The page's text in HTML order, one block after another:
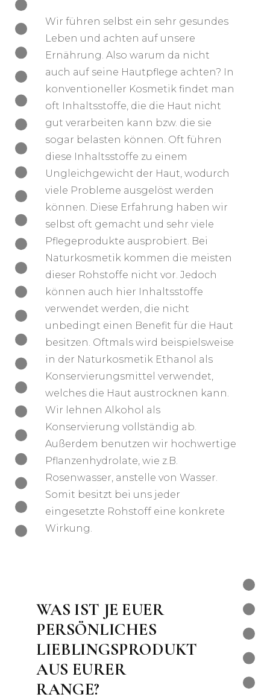
Wir führen selbst ein sehr gesundes
Leben und achten auf unsere
Ernährung. Also warum da nicht
auch auf seine Hautpflege achten? In
konventioneller Kosmetik findet man
oft Inhaltsstoffe, die die Haut nicht
gut verarbeiten kann bzw. die sie
sogar belasten können. Oft führen
diese Inhaltsstoffe zu einem
Ungleichgewicht der Haut, wodurch
viele Probleme ausgelöst werden
können. Diese Erfahrung haben wir
selbst oft gemacht und sehr viele
Pflegeprodukte ausprobiert. Bei
Naturkosmetik kommen die meisten
dieser Rohstoffe nicht vor. Jedoch
können auch hier Inhaltsstoffe
verwendet werden, die nicht
unbedingt einen Benefit für die Haut
besitzen. Oftmals wird beispielsweise
in der Naturkosmetik Ethanol als
Konservierungsmittel verwendet,
welches die Haut austrocknen kann.
Wir lehnen Alkohol als
Konservierung vollständig ab.
Außerdem benutzen wir hochwertige
Pflanzenhydrolate, wie z.B.
Rosenwasser, anstelle von Wasser.
Somit besitzt bei uns jeder
eingesetzte Rohstoff eine konkrete
Wirkung.
WAS IST JE EUER
PERSÖNLICHES
LIEBLINGSPRODUKT
AUS EURER
RANGE?